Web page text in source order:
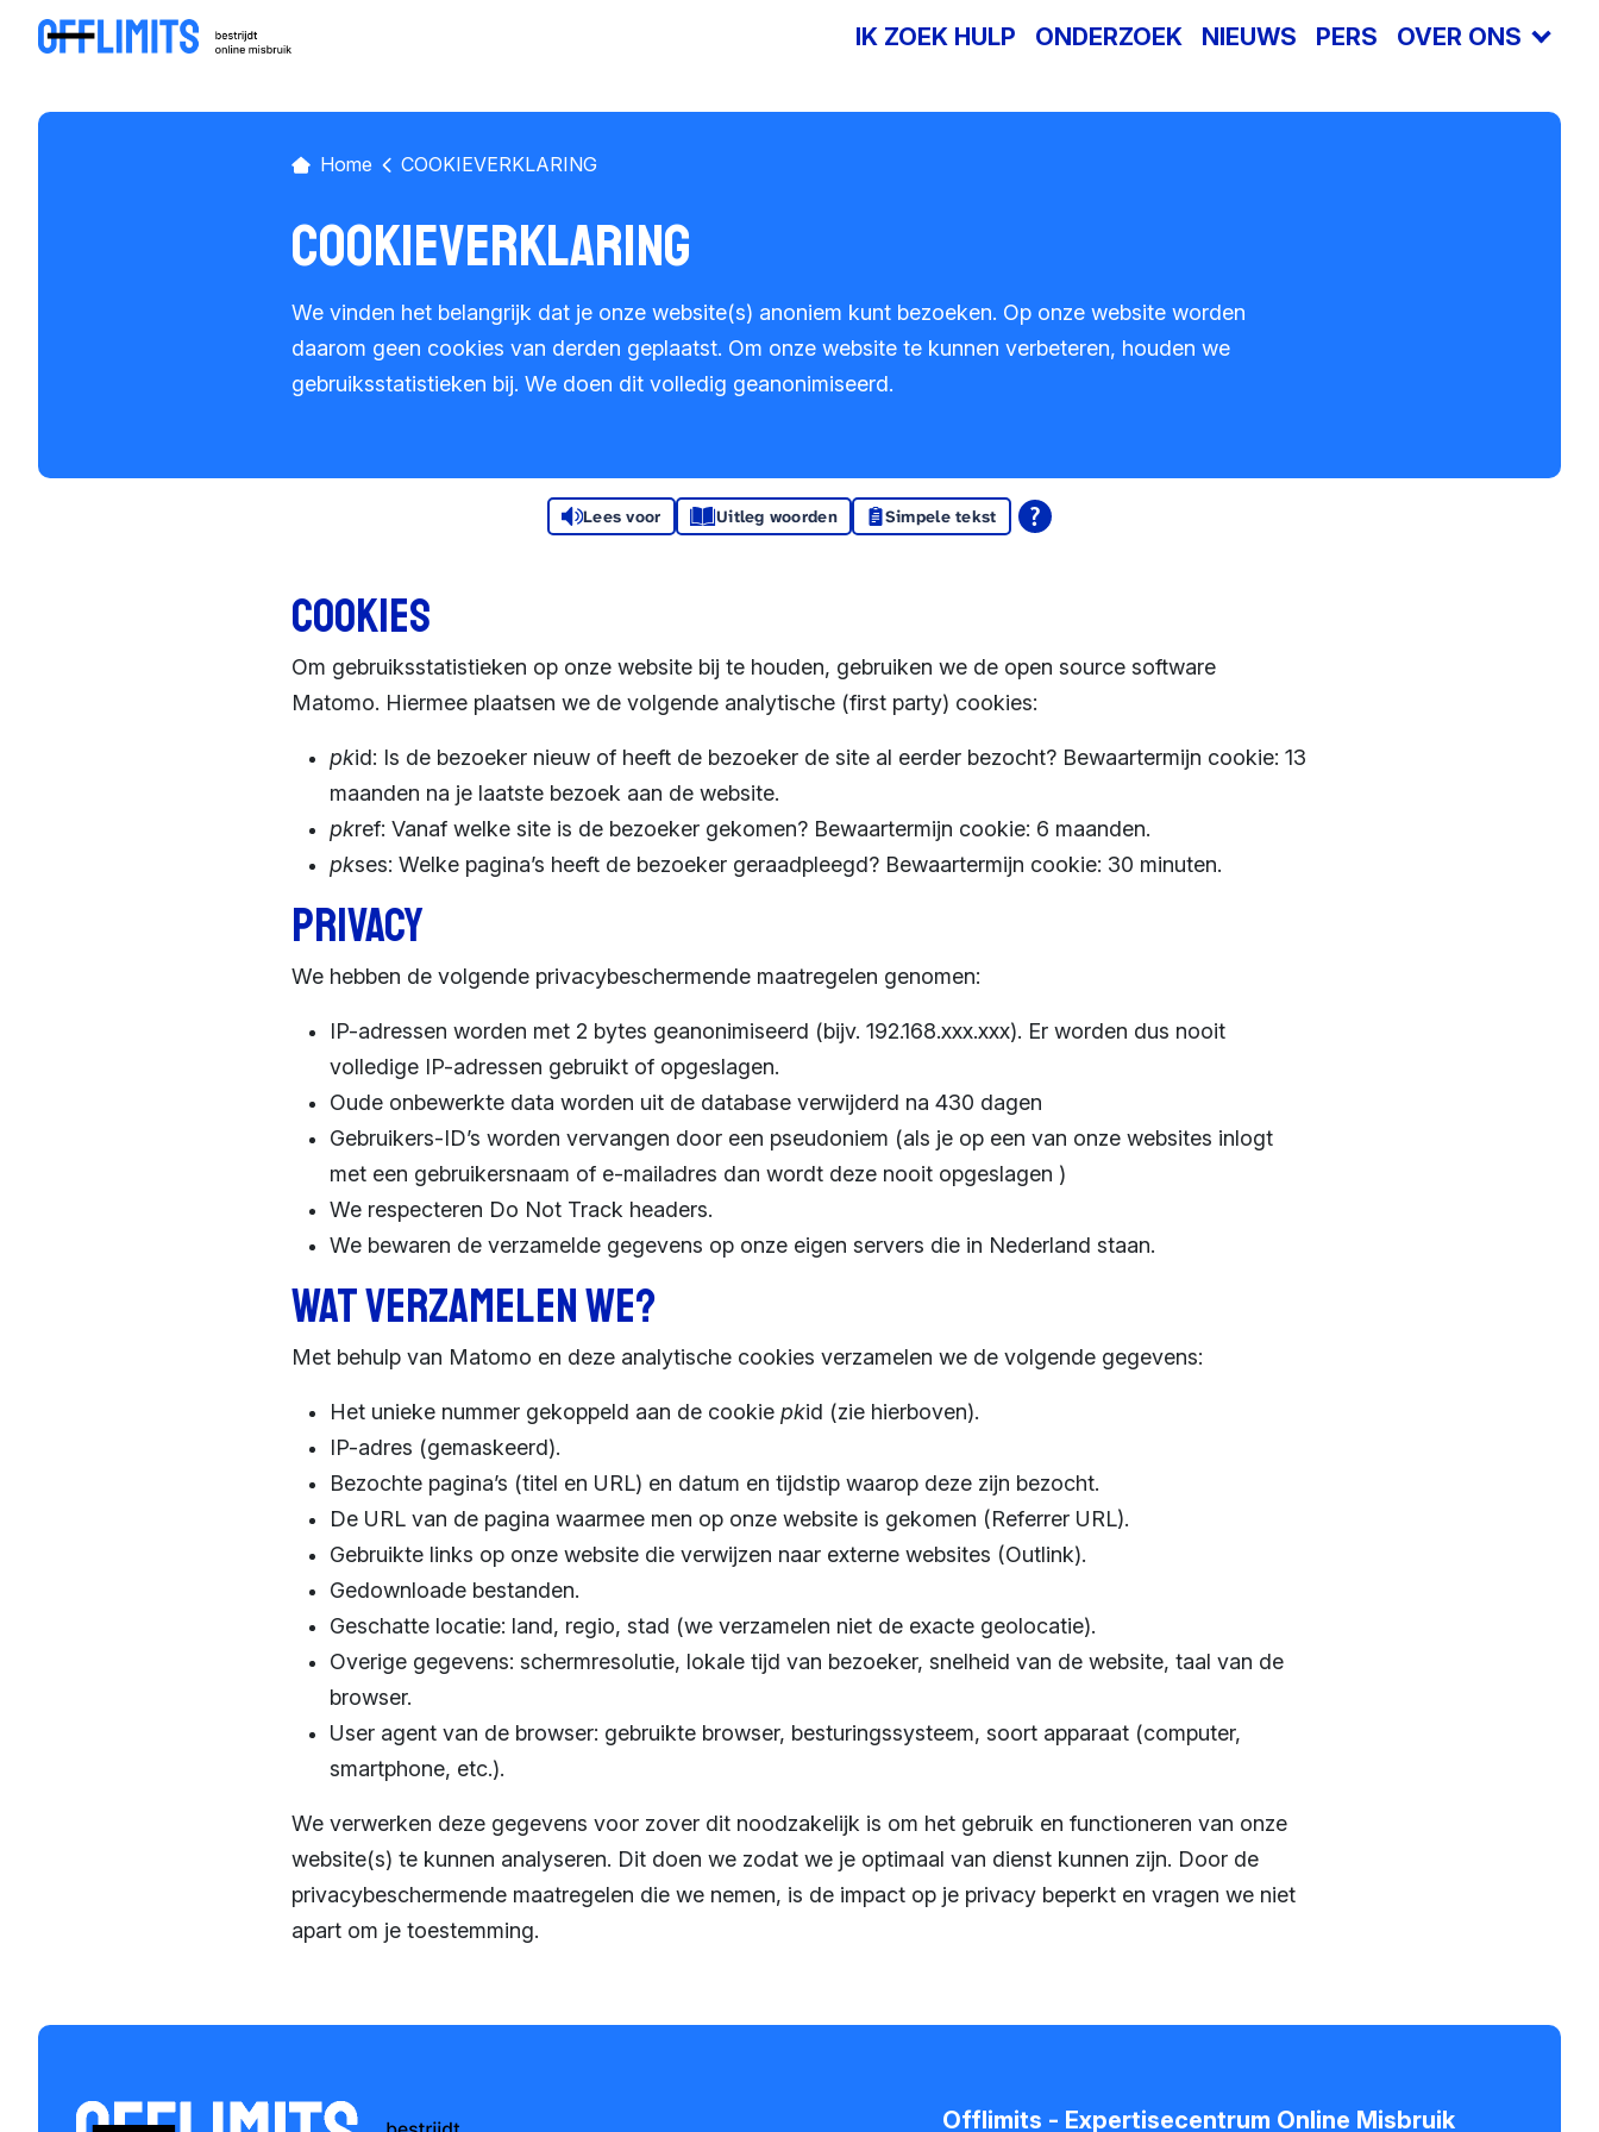
IK ZOEK HULP ONDERZOEK NIEUWS PERS OVER ONS
Home COOKIEVERKLARING
COOKIEVERKLARING
We vinden het belangrijk dat je onze website(s) anoniem kunt bezoeken. Op onze website worden
daarom geen cookies van derden geplaatst. Om onze website te kunnen verbeteren, houden we
gebruiksstatistieken bij. We doen dit volledig geanonimiseerd.
Lees voor Uitleg woorden Simpele tekst
Cookies
Om gebruiksstatistieken op onze website bij te houden, gebruiken we de open source software
Matomo. Hiermee plaatsen we de volgende analytische (first party) cookies:
pkid: Is de bezoeker nieuw of heeft de bezoeker de site al eerder bezocht? Bewaartermijn cookie: 13
maanden na je laatste bezoek aan de website.
pkref: Vanaf welke site is de bezoeker gekomen? Bewaartermijn cookie: 6 maanden.
pkses: Welke pagina’s heeft de bezoeker geraadpleegd? Bewaartermijn cookie: 30 minuten.
Privacy
We hebben de volgende privacybeschermende maatregelen genomen:
IP-adressen worden met 2 bytes geanonimiseerd (bijv. 192.168.xxx.xxx). Er worden dus nooit
volledige IP-adressen gebruikt of opgeslagen.
Oude onbewerkte data worden uit de database verwijderd na 430 dagen
Gebruikers-ID’s worden vervangen door een pseudoniem (als je op een van onze websites inlogt
met een gebruikersnaam of e-mailadres dan wordt deze nooit opgeslagen )
We respecteren Do Not Track headers.
We bewaren de verzamelde gegevens op onze eigen servers die in Nederland staan.
Wat verzamelen we?
Met behulp van Matomo en deze analytische cookies verzamelen we de volgende gegevens:
Het unieke nummer gekoppeld aan de cookiepkid (zie hierboven).
IP-adres (gemaskeerd).
Bezochte pagina’s (titel en URL) en datum en tijdstip waarop deze zijn bezocht.
De URL van de pagina waarmee men op onze website is gekomen (Referrer URL).
Gebruikte links op onze website die verwijzen naar externe websites (Outlink).
Gedownloade bestanden.
Geschatte locatie: land, regio, stad (we verzamelen niet de exacte geolocatie).
Overige gegevens: schermresolutie, lokale tijd van bezoeker, snelheid van de website, taal van de
browser.
User agent van de browser: gebruikte browser, besturingssysteem, soort apparaat (computer,
smartphone, etc.).
We verwerken deze gegevens voor zover dit noodzakelijk is om het gebruik en functioneren van onze
website(s) te kunnen analyseren. Dit doen we zodat we je optimaal van dienst kunnen zijn. Door de
privacybeschermende maatregelen die we nemen, is de impact op je privacy beperkt en vragen we niet
apart om je toestemming.
Offlimits - Expertisecentrum Online Misbruik